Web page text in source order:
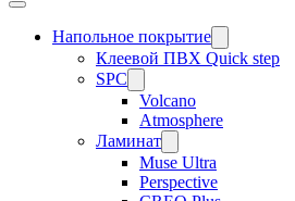
Напольное покрытие
Клеевой ПВХ Quick step
SPC
Volcano
Atmosphere
Ламинат
Muse Ultra
Perspective